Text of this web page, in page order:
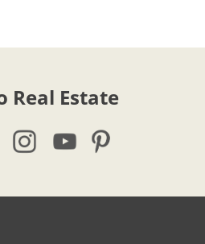
Real Estate